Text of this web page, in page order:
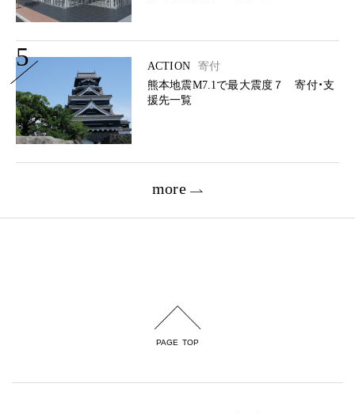
5 ACTION
寄付
熊本地震M7.1で最大震度７ 寄付・支
援先一覧
more
PAGE TOP